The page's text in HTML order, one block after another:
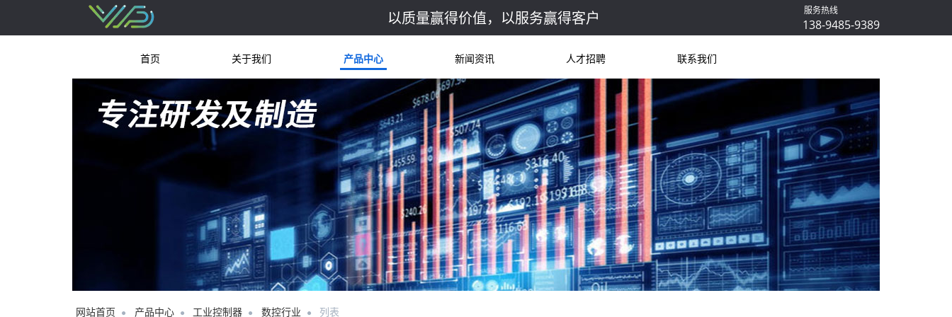
以质量赢得价值，以服务赢得客户 服务热线
138-9485-9389
首页 关于我们 产品中心 新闻资讯 人才招聘 联系我们
网站首页 产品中心 工业控制器 数控行业 列表